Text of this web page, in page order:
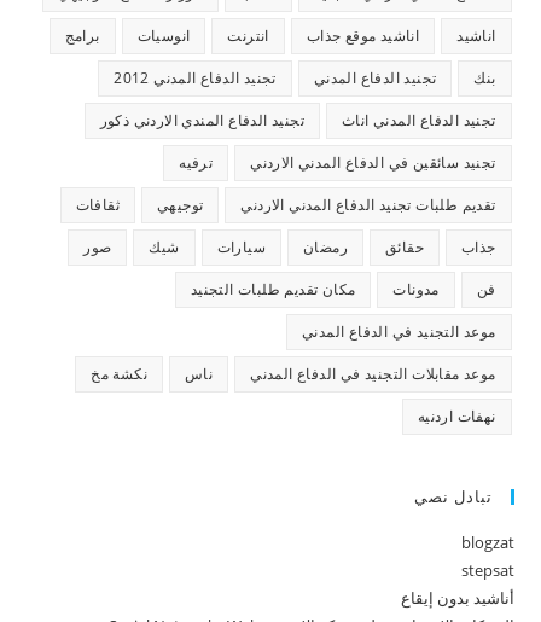
اناشيد اناشيد موقع جذاب انترنت انوسيات برامج
بنك تجنيد الدفاع المدني تجنيد الدفاع المدني 2012
تجنيد الدفاع المدني اناث تجنيد الدفاع المندي الاردني ذكور
تجنيد سائقين في الدفاع المدني الاردني ترفيه
تقديم طلبات تجنيد الدفاع المدني الاردني توجيهي ثقافات
جذاب حقائق رمضان سيارات شيك صور
فن مدونات مكان تقديم طلبات التجنيد
موعد التجنيد في الدفاع المدني
موعد مقابلات التجنيد في الدفاع المدني ناس نكشة مخ
نهفات اردنيه
تبادل نصي
blogzat
stepsat
أناشيد بدون إيقاع